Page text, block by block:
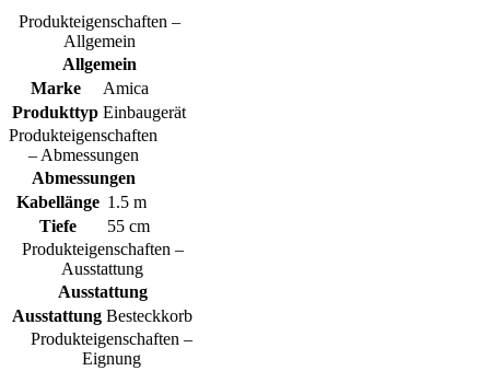
Produkteigenschaften –
Allgemein
Allgemein
Marke
Amica
Produkttyp Einbaugerät
Produkteigenschaften
– Abmessungen
Abmessungen
Kabellänge 1.5 m
Tiefe
55 cm
Produkteigenschaften –
Ausstattung
Ausstattung
Ausstattung Besteckkorb
Produkteigenschaften –
Eignung